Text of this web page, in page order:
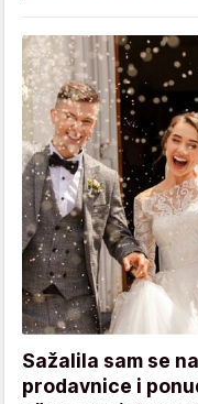
Sažalila sam se
prodavnice i